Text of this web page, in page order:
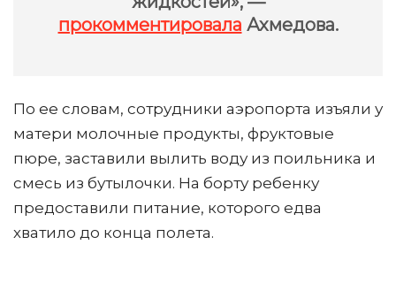
прокомментировала Ахмедова.
По ее словам, сотрудники аэропорта изъяли у
матери молочные продукты, фруктовые
пюре, заставили вылить воду из поильника и
смесь из бутылочки. На борту ребенку
предоставили питание, которого едва
хватило до конца полета.